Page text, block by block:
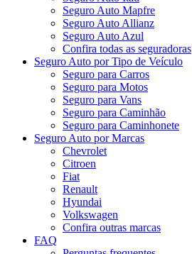
Seguro Auto Mapfre
Seguro Auto Allianz
Seguro Auto Azul
Confira todas as seguradoras
Seguro Auto por Tipo de Veículo
Seguro para Carros
Seguro para Motos
Seguro para Vans
Seguro para Caminhão
Seguro para Caminhonete
Seguro Auto por Marcas
Chevrolet
Citroen
Fiat
Renault
Hyundai
Volkswagen
Confira outras marcas
FAQ